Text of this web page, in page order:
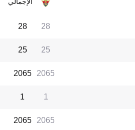
28
28
25
25
2065
2065
1
1
2065
2065